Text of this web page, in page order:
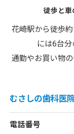
徒歩と車
花崎駅から徒歩
には6台分
通勤やお買い物
むさしの歯科医
電話番号